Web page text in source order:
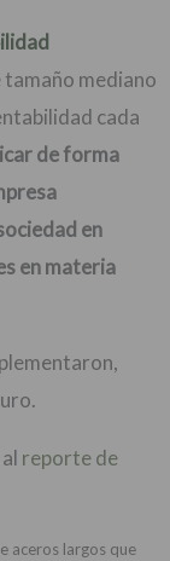
tamaño mediano
cada
de forma
en
en materia
reporte de
aceros largos que